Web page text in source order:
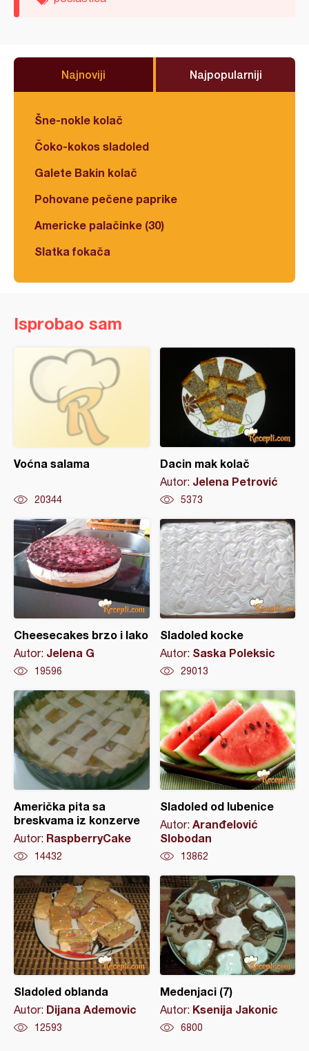
Najnoviji Najpopularniji
Šne-nokle kolač
Čoko-kokos sladoled
Galete Bakin kolač
Pohovane pečene paprike
Americke palačinke (30)
Slatka fokača
Isprobao sam
Voćna salama
20344
Dacin mak kolač
Autor: Jelena Petrović
5373
Cheesecakes brzo i lako
Autor: Jelena G
19596
Sladoled kocke
Autor: Saska Poleksic
29013
Američka pita sa
breskvama iz konzerve
Autor: RaspberryCake
14432
Sladoled od lubenice
Autor: Aranđelović
Slobodan
13862
Sladoled oblanda
Autor: Dijana Ademovic
12593
Medenjaci (7)
Autor: Ksenija Jakonic
6800